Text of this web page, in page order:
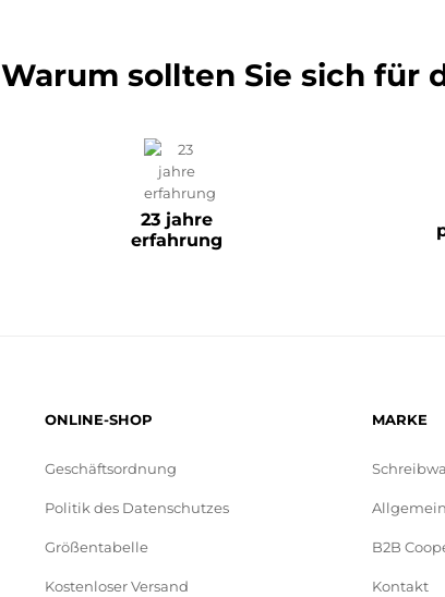
Warum sollten Sie sich für
23 jahre
erfahrung
ONLINE-SHOP
Geschäftsordnung
Politik des Datenschutzes
Größentabelle
Kostenloser Versand
MARKE
B2B
Kontakt